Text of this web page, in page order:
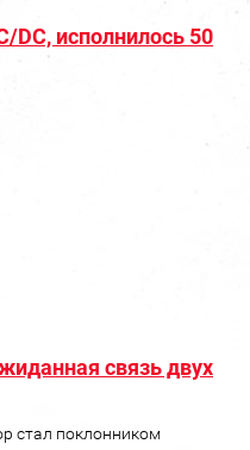
DC, исполнилось 50
связь двух
стал поклонником